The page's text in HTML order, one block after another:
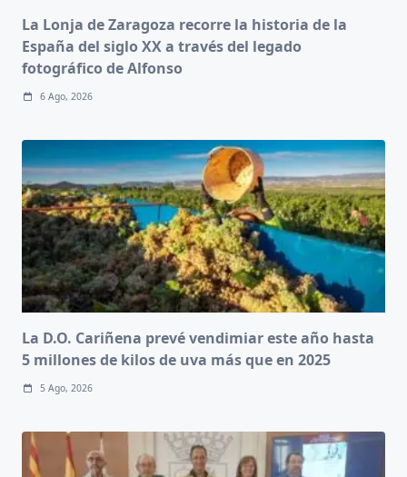
La Lonja de Zaragoza recorre la historia de la
España del siglo XX a través del legado
fotográfico de Alfonso
6 Ago, 2026
La D.O. Cariñena prevé vendimiar este año hasta
5 millones de kilos de uva más que en 2025
5 Ago, 2026